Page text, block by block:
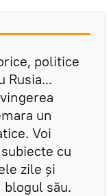
politice
Rusia...
un
Voi
cu
zile și
blogul său.